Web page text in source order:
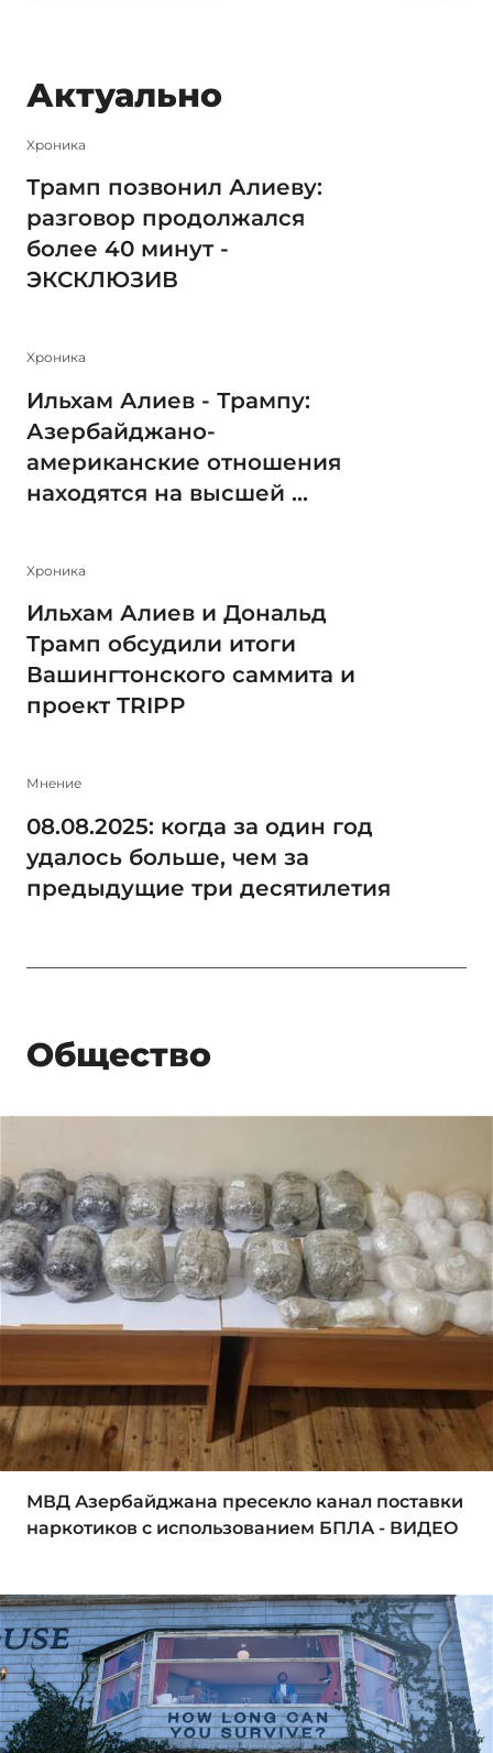
Актуально
Xроника
Трамп позвонил Алиеву:
разговор продолжался
более 40 минут -
ЭКСКЛЮЗИВ
Xроника
Ильхам Алиев - Трампу:
Азербайджано-
американские отношения
находятся на высшей ...
Xроника
Ильхам Алиев и Дональд
Трамп обсудили итоги
Вашингтонского саммита и
проект TRIPP
Мнение
08.08.2025: когда за один год
удалось больше, чем за
предыдущие три десятилетия
Общество
МВД Азербайджана пресекло канал поставки
наркотиков с использованием БПЛА - ВИДЕО